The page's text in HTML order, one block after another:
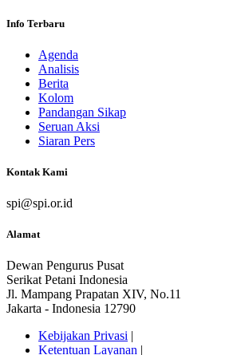
Info Terbaru
Agenda
Analisis
Berita
Kolom
Pandangan Sikap
Seruan Aksi
Siaran Pers
Kontak Kami
spi@spi.or.id
Alamat
Dewan Pengurus Pusat
Serikat Petani Indonesia
Jl. Mampang Prapatan XIV, No.11
Jakarta - Indonesia 12790
Kebijakan Privasi |
Ketentuan Layanan |